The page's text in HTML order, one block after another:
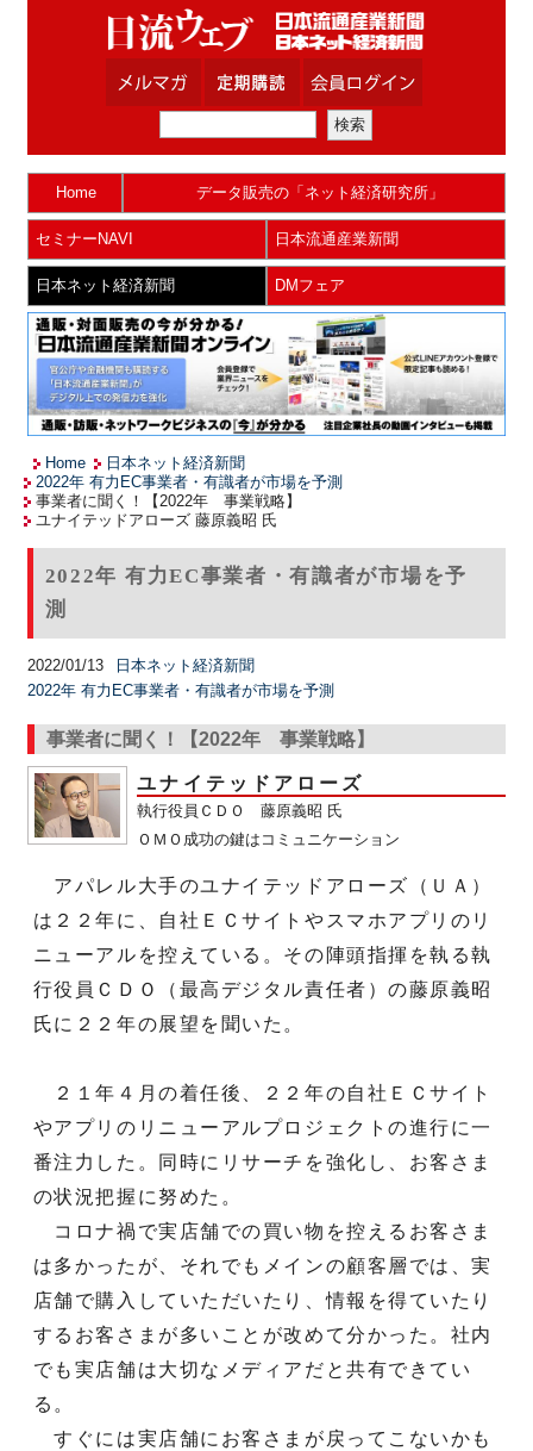
Home データ販売の「ネット経済研究所」
セミナーNAVI 日本流通産業新聞
日本ネット経済新聞 DMフェア
Home
日本ネット経済新聞
2022年 有力EC事業者・有識者が市場を予測
事業者に聞く！【2022年 事業戦略】
ユナイテッドアローズ 藤原義昭 氏
2022年 有力EC事業者・有識者が市場を予
測
2022/01/13
日本ネット経済新聞
2022年 有力EC事業者・有識者が市場を予測
事業者に聞く！【2022年 事業戦略】
ユナイテッドアローズ
執行役員ＣＤＯ 藤原義昭 氏
ＯＭＯ成功の鍵はコミュニケーション
アパレル大手のユナイテッドアローズ（ＵＡ）
は２２年に、自社ＥＣサイトやスマホアプリのリ
ニューアルを控えている。その陣頭指揮を執る執
行役員ＣＤＯ（最高デジタル責任者）の藤原義昭
氏に２２年の展望を聞いた。
２１年４月の着任後、２２年の自社ＥＣサイト
やアプリのリニューアルプロジェクトの進行に一
番注力した。同時にリサーチを強化し、お客さま
の状況把握に努めた。
コロナ禍で実店舗での買い物を控えるお客さま
は多かったが、それでもメインの顧客層では、実
店舗で購入していただいたり、情報を得ていたり
するお客さまが多いことが改めて分かった。社内
でも実店舗は大切なメディアだと共有できてい
る。
すぐには実店舗にお客さまが戻ってこないかも